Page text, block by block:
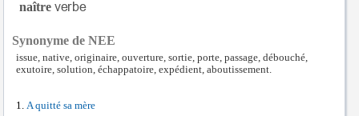
naître
Synonyme de NEE
issue, native, originaire, ouverture, sortie, porte, passage, débouché,
exutoire, solution, échappatoire, expédient, aboutissement.
A quitté sa mère